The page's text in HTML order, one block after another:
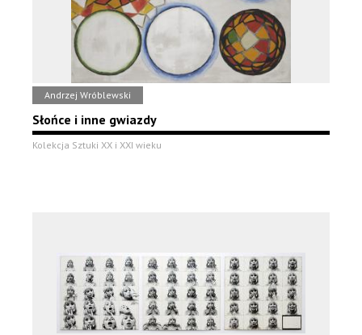
Andrzej Wróblewski
Słońce i inne gwiazdy
Kolekcja Sztuki XX i XXI wieku